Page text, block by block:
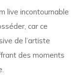
live incontournable
car ce
de l’artiste
des moments